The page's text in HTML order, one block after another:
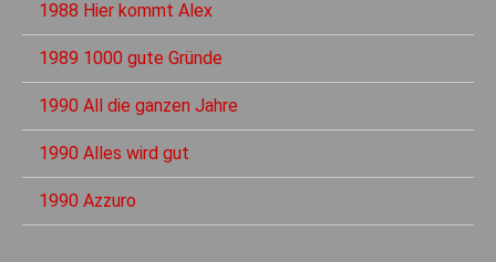
1988 Hier kommt Alex
1989 1000 gute Gründe
1990 All die ganzen Jahre
1990 Alles wird gut
1990 Azzuro